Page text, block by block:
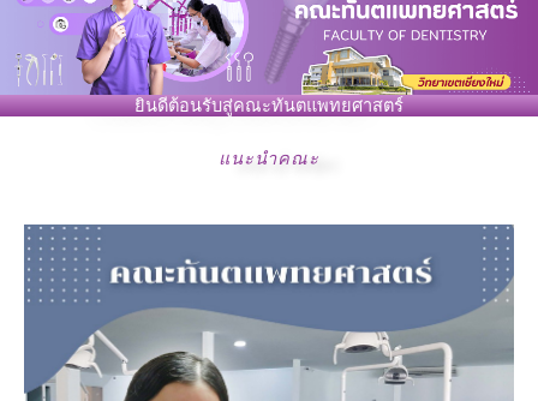
ยินดีต้อนรับสู่คณะทันตแพทยศาสตร์
แนะนำคณะ